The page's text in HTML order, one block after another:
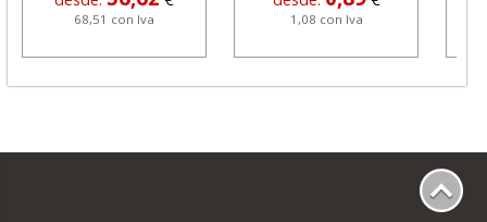
68,51 con Iva 1,08 con Iva